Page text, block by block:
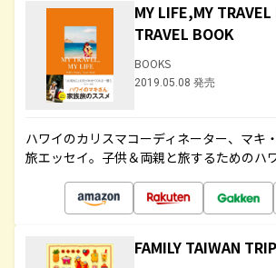
MY LIFE,MY
TRAVEL BOOK
BOOKS
2019.05.08 発売
ハワイのカリスマコーディネーター、マキ
旅エッセイ。子供＆両親と旅するためのハ
FAMILY TAIWAN